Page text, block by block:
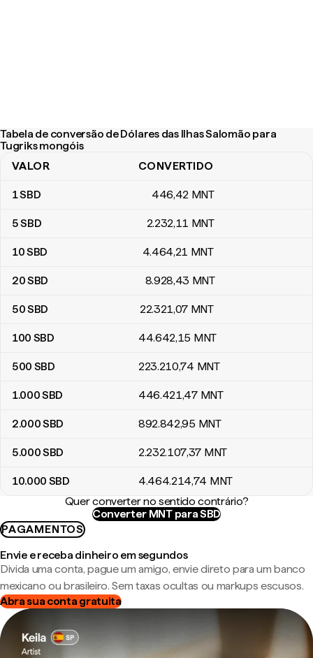
Tabela de conversão de Dólares das Ilhas Salomão para
Tugriks mongóis
Tabela de conversão de Dólares das Ilhas Salomão para Tugriks
VALOR CONVERTIDO
1SBD 446,42 MNT
5SBD 2.232,11 MNT
10SBD 4.464,21 MNT
20SBD 8.928,43 MNT
50SBD 22.321,07 MNT
100 SBD 44.642,15 MNT
500 SBD 223.210,74 MNT
1.000SBD 446.421,47 MNT
2.000SBD 892.842,95 MNT
5.000SBD 2.232.107,37 MNT
10.000 SBD 4.464.214,74 MNT
Quer converter no sentido contrário?
Converter MNT para SBD
PAGAMENTOS
Envie e receba dinheiro em segundos
Divida uma conta, pague um amigo, envie direto para um banco
mexicano ou brasileiro. Sem taxas ocultas ou markups escusos.
Abra sua conta gratuita